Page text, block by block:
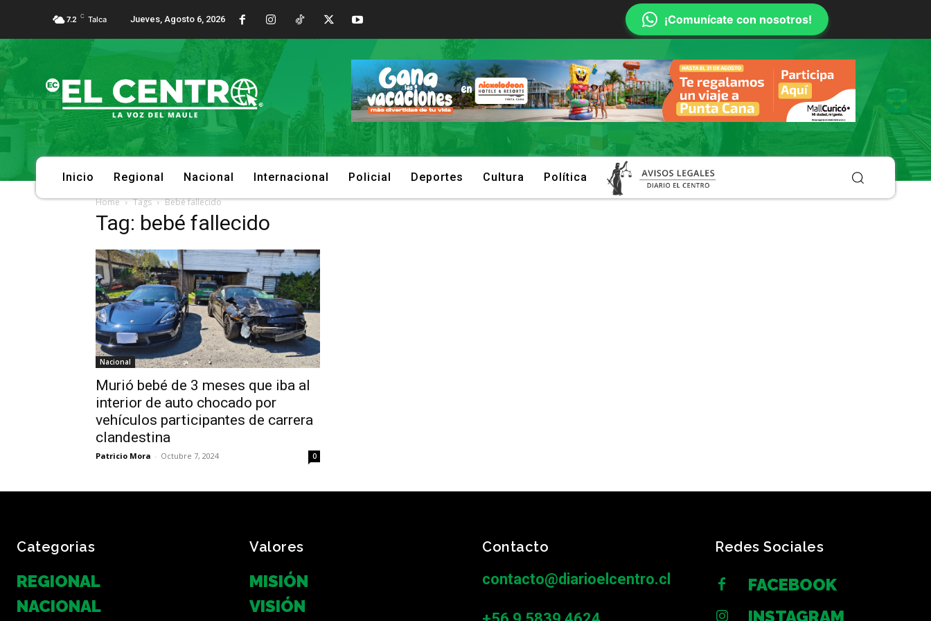
7.2 C Talca Jueves, Agosto 6, 2026 ¡Comunícate con nosotros!
Inicio Regional Nacional Internacional Policial Deportes Cultura Política
Home Tags Bebé fallecido
Tag: bebé fallecido
Nacional
Murió bebé de 3 meses que iba al
interior de auto chocado por
vehículos participantes de carrera
clandestina
Patricio Mora - Octubre 7, 2024 0
Categorias
REGIONAL
NACIONAL
Valores
MISIÓN
VISIÓN
Contacto
contacto@diarioelcentro.cl
Redes Sociales
FACEBOOK
INSTAGRAM